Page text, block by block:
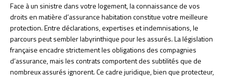
Face à un sinistre dans votre logement, la connaissance de vos
droits en matière d’assurance habitation constitue votre meilleure
protection. Entre déclarations, expertises et indemnisations, le
parcours peut sembler labyrinthique pour les assurés. La législation
française encadre strictement les obligations des compagnies
d’assurance, mais les contrats comportent des subtilités que de
nombreux assurés ignorent. Ce cadre juridique, bien que protecteur,